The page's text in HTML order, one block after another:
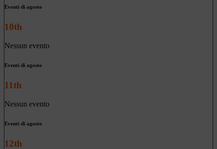
Eventi di agosto
10th
Nessun evento
Eventi di agosto
11th
Nessun evento
Eventi di agosto
12th